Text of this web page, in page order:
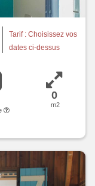
Tarif : Choisissez vos
dates ci-dessus
0
m2